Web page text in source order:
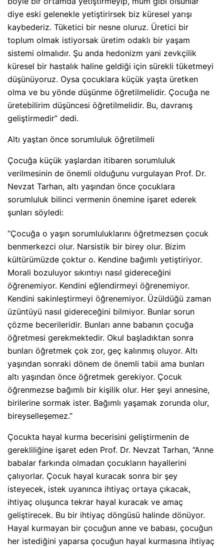
diye eski gelenekle yetiştirirsek biz küresel yarışı
kaybederiz. Tüketici bir nesne oluruz. Üretici bir
toplum olmak istiyorsak üretim odaklı bir yaşam
sistemi olmalıdır. Şu anda hedonizm yani zevkçilik
küresel bir hastalık haline geldiği için sürekli tüketmeyi
düşünüyoruz. Oysa çocuklara küçük yaşta üretken
olma ve bu yönde düşünme öğretilmelidir. Çocuğa ne
üretebilirim düşüncesi öğretilmelidir. Bu, davranış
geliştirmedir” dedi.
Altı yaştan önce sorumluluk öğretilmeli
Çocuğa küçük yaşlardan itibaren sorumluluk
verilmesinin de önemli olduğunu vurgulayan Prof. Dr.
Nevzat Tarhan, altı yaşından önce çocuklara
sorumluluk bilinci vermenin önemine işaret ederek
şunları söyledi:
“Çocuğa o yaşın sorumluluklarını öğretmezsen çocuk
benmerkezci olur. Narsistik bir birey olur. Bizim
kültürümüzde çoktur o. Kendine bağımlı yetiştiriyor.
Morali bozuluyor sıkıntıyı nasıl gidereceğini
öğrenemiyor. Kendini eğlendirmeyi öğrenemiyor.
Kendini sakinleştirmeyi öğrenemiyor. Üzüldüğü zaman
üzüntüyü nasıl gidereceğini bilmiyor. Bunlar sorun
çözme becerileridir. Bunları anne babanın çocuğa
öğretmesi gerekmektedir. Okul başladıktan sonra
bunları öğretmek çok zor, geç kalınmış oluyor. Altı
yaşından sonraki dönem de önemli tabii ama bunları
altı yaşından önce öğretmek gerekiyor. Çocuk
öğrenmezse bağımlı bir kişilik olur. Her şeyi annesine,
birilerine sormak ister. Bağımlı yaşamak zorunda olur,
bireyselleşemez.”
Çocukta hayal kurma becerisini geliştirmenin de
gerekliliğine işaret eden Prof. Dr. Nevzat Tarhan, “Anne
babalar farkında olmadan çocukların hayallerini
çalıyorlar. Çocuk hayal kuracak sonra bir şey
isteyecek, istek uyanınca ihtiyaç ortaya çıkacak,
ihtiyaç oluşunca tekrar hayal kuracak ve amaç
geliştirecek. Bu bir ihtiyaç döngüsü halinde dönüyor.
Hayal kurmayan bir çocuğun anne ve babası, çocuğun
her istediğini yaparsa çocuğun hayal kurmasına ihtiyaç